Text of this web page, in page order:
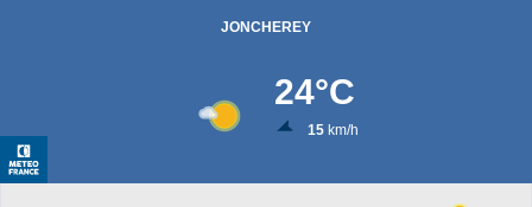
JONCHEREY
24°C
15km/h